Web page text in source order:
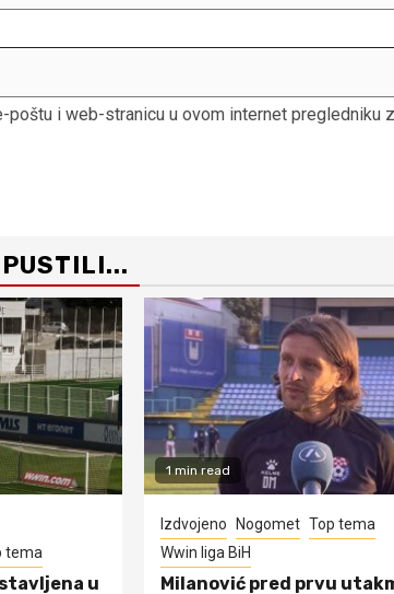
poštu i web-stranicu u ovom internet pregledniku
tema
u
1 min read
Izdvojeno Nogomet Top tema
Wwin liga BiH
Milanović pred prvu